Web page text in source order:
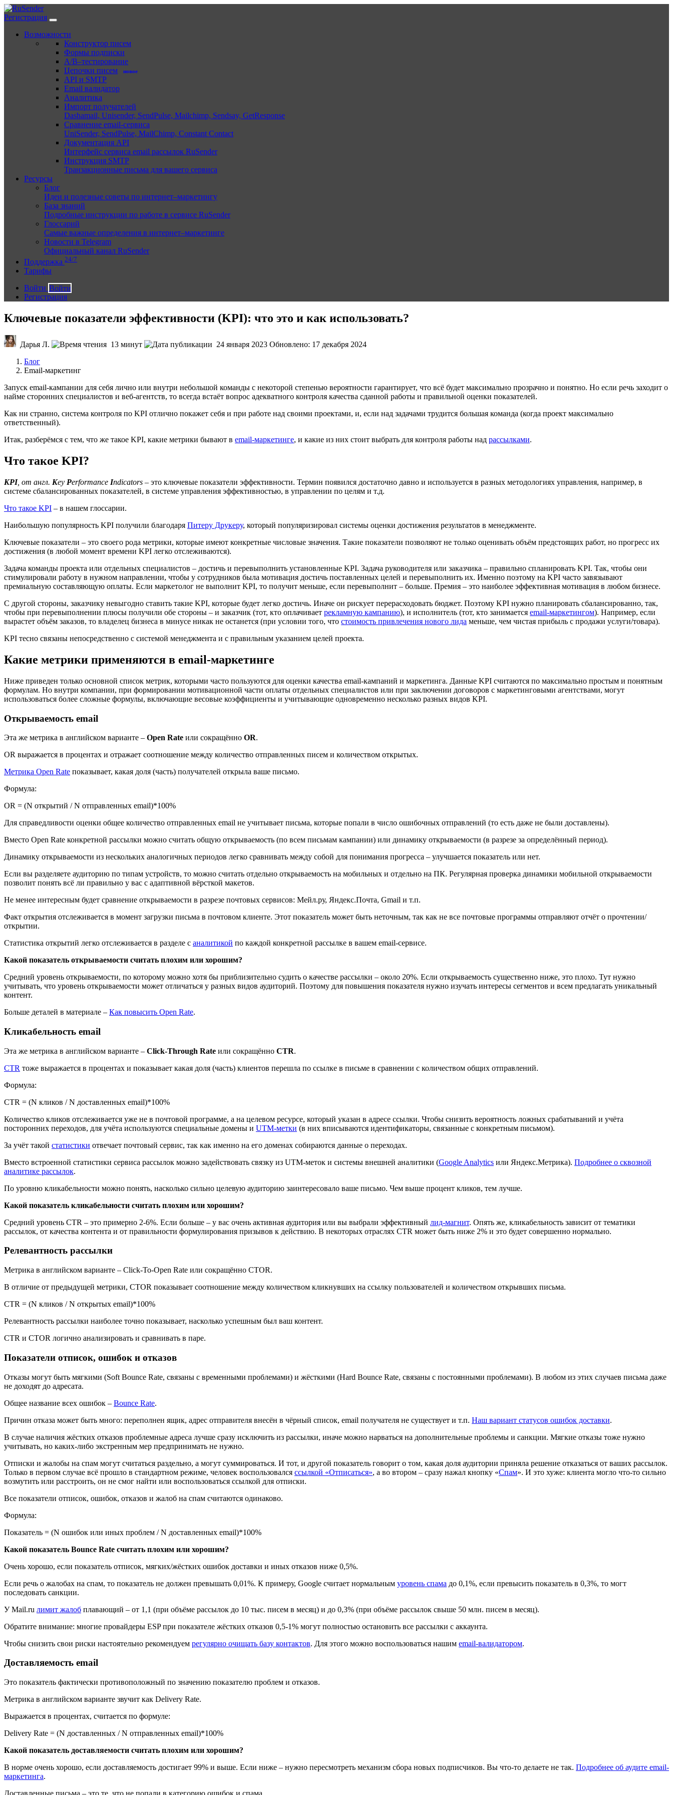
Регистрация
Возможности
Конструктор писем
Формы подписки
A/B–тестирование
Цепочки писем
новое
API и SMTP
Email валидатор
Аналитика
Импорт получателей
Dashamail, Unisender, SendPulse, Mailchimp, Sendsay, GetResponse
Сравнение email-сервиса
UniSender, SendPulse, MailChimp, Constant Contact
Документация API
Интерфейс сервиса email рассылок RuSender
Инструкция SMTP
Транзакционные письма для вашего сервиса
Ресурсы
Блог
Идеи и полезные советы по интернет–маркетингу
База знаний
Подробные инструкции по работе в сервисе RuSender
Глоссарий
Самые важные определения в интернет–маркетинге
Новости в Telegram
Официальный канал RuSender
Поддержка 24/7
Тарифы
Войти Войти
Регистрация
Ключевые показатели эффективности (KPI): что это и как использовать?
Дарья Л. 13 минут 24 января 2023 Обновлено: 17 декабря 2024
Блог
Email-маркетинг
Запуск email-кампании для себя лично или внутри небольшой команды с некоторой степенью вероятности гарантирует, что всё будет максимально прозрачно и понятно. Но если речь заходит о
найме сторонних специалистов и веб-агентств, то всегда встаёт вопрос адекватного контроля качества сданной работы и правильной оценки показателей.
Как ни странно, система контроля по KPI отлично покажет себя и при работе над своими проектами, и, если над задачами трудится большая команда (когда проект максимально
ответственный).
Итак, разберёмся с тем, что же такое KPI, какие метрики бывают в email-маркетинге, и какие из них стоит выбрать для контроля работы над рассылками.
Что такое KPI?
KPI, от англ. Key Performance Indicators – это ключевые показатели эффективности. Термин появился достаточно давно и используется в разных методологиях управления, например, в
системе сбалансированных показателей, в системе управления эффективностью, в управлении по целям и т.д.
Что такое KPI – в нашем глоссарии.
Наибольшую популярность KPI получили благодаря Питеру Друкеру, который популяризировал системы оценки достижения результатов в менеджменте.
Ключевые показатели – это своего рода метрики, которые имеют конкретные числовые значения. Такие показатели позволяют не только оценивать объём предстоящих работ, но прогресс их
достижения (в любой момент времени KPI легко отслеживаются).
Задача команды проекта или отдельных специалистов – достичь и перевыполнить установленные KPI. Задача руководителя или заказчика – правильно спланировать KPI. Так, чтобы они
стимулировали работу в нужном направлении, чтобы у сотрудников была мотивация достичь поставленных целей и перевыполнить их. Именно поэтому на KPI часто завязывают
премиальную составляющую оплаты. Если маркетолог не выполнит KPI, то получит меньше, если перевыполнит – больше. Премия – это наиболее эффективная мотивация в любом бизнесе.
С другой стороны, заказчику невыгодно ставить такие KPI, которые будет легко достичь. Иначе он рискует перерасходовать бюджет. Поэтому KPI нужно планировать сбалансированно, так,
чтобы при перевыполнении плюсы получили обе стороны – и заказчик (тот, кто оплачивает рекламную кампанию), и исполнитель (тот, кто занимается email-маркетингом). Например, если
вырастет объём заказов, то владелец бизнеса в минусе никак не останется (при условии того, что стоимость привлечения нового лида меньше, чем чистая прибыль с продажи услуги/товара).
KPI тесно связаны непосредственно с системой менеджмента и с правильным указанием целей проекта.
Какие метрики применяются в email-маркетинге
Ниже приведен только основной список метрик, которыми часто пользуются для оценки качества email-кампаний и маркетинга. Данные KPI считаются по максимально простым и понятным
формулам. Но внутри компании, при формировании мотивационной части оплаты отдельных специалистов или при заключении договоров с маркетинговыми агентствами, могут
использоваться более сложные формулы, включающие весовые коэффициенты и учитывающие одновременно несколько разных видов KPI.
Открываемость email
Эта же метрика в английском варианте – Open Rate или сокращённо OR.
OR выражается в процентах и отражает соотношение между количество отправленных писем и количеством открытых.
Метрика Open Rate показывает, какая доля (часть) получателей открыла ваше письмо.
Формула:
OR = (N открытий / N отправленных email)*100%
Для справедливости оценки общее количество отправленных email не учитывает письма, которые попали в число ошибочных отправлений (то есть даже не были доставлены).
Вместо Open Rate конкретной рассылки можно считать общую открываемость (по всем письмам кампании) или динамику открываемости (в разрезе за определённый период).
Динамику открываемости из нескольких аналогичных периодов легко сравнивать между собой для понимания прогресса – улучшается показатель или нет.
Если вы разделяете аудиторию по типам устройств, то можно считать отдельно открываемость на мобильных и отдельно на ПК. Регулярная проверка динамики мобильной открываемости
позволит понять всё ли правильно у вас с адаптивной вёрсткой макетов.
Не менее интересным будет сравнение открываемости в разрезе почтовых сервисов: Мейл.ру, Яндекс.Почта, Gmail и т.п.
Факт открытия отслеживается в момент загрузки письма в почтовом клиенте. Этот показатель может быть неточным, так как не все почтовые программы отправляют отчёт о прочтении/
открытии.
Статистика открытий легко отслеживается в разделе с аналитикой по каждой конкретной рассылке в вашем email-сервисе.
Какой показатель открываемости считать плохим или хорошим?
Средний уровень открываемости, по которому можно хотя бы приблизительно судить о качестве рассылки – около 20%. Если открываемость существенно ниже, это плохо. Тут нужно
учитывать, что уровень открываемости может отличаться у разных видов аудиторий. Поэтому для повышения показателя нужно изучать интересы сегментов и всем предлагать уникальный
контент.
Больше деталей в материале – Как повысить Open Rate.
Кликабельность email
Эта же метрика в английском варианте – Click-Through Rate или сокращённо CTR.
CTR тоже выражается в процентах и показывает какая доля (часть) клиентов перешла по ссылке в письме в сравнении с количеством общих отправлений.
Формула:
CTR = (N кликов / N доставленных email)*100%
Количество кликов отслеживается уже не в почтовой программе, а на целевом ресурсе, который указан в адресе ссылки. Чтобы снизить вероятность ложных срабатываний и учёта
посторонних переходов, для учёта используются специальные домены и UTM-метки (в них вписываются идентификаторы, связанные с конкретным письмом).
За учёт такой статистики отвечает почтовый сервис, так как именно на его доменах собираются данные о переходах.
Вместо встроенной статистики сервиса рассылок можно задействовать связку из UTM-меток и системы внешней аналитики (Google Analytics или Яндекс.Метрика). Подробнее о сквозной
аналитике рассылок.
По уровню кликабельности можно понять, насколько сильно целевую аудиторию заинтересовало ваше письмо. Чем выше процент кликов, тем лучше.
Какой показатель кликабельности считать плохим или хорошим?
Средний уровень CTR – это примерно 2-6%. Если больше – у вас очень активная аудитория или вы выбрали эффективный лид-магнит. Опять же, кликабельность зависит от тематики
рассылок, от качества контента и от правильности формулирования призывов к действию. В некоторых отраслях CTR может быть ниже 2% и это будет совершенно нормально.
Релевантность рассылки
Метрика в английском варианте – Click-To-Open Rate или сокращённо CTOR.
В отличие от предыдущей метрики, CTOR показывает соотношение между количеством кликнувших на ссылку пользователей и количеством открывших письма.
CTR = (N кликов / N открытых email)*100%
Релевантность рассылки наиболее точно показывает, насколько успешным был ваш контент.
CTR и CTOR логично анализировать и сравнивать в паре.
Показатели отписок, ошибок и отказов
Отказы могут быть мягкими (Soft Bounce Rate, связаны с временными проблемами) и жёсткими (Hard Bounce Rate, связаны с постоянными проблемами). В любом из этих случаев письма даже
не доходят до адресата.
Общее название всех ошибок – Bounce Rate.
Причин отказа может быть много: переполнен ящик, адрес отправителя внесён в чёрный список, email получателя не существует и т.п. Наш вариант статусов ошибок доставки.
В случае наличия жёстких отказов проблемные адреса лучше сразу исключить из рассылки, иначе можно нарваться на дополнительные проблемы и санкции. Мягкие отказы тоже нужно
учитывать, но каких-либо экстренным мер предпринимать не нужно.
Отписки и жалобы на спам могут считаться раздельно, а могут суммироваться. И тот, и другой показатель говорит о том, какая доля аудитории приняла решение отказаться от ваших рассылок.
Только в первом случае всё прошло в стандартном режиме, человек воспользовался ссылкой «Отписаться», а во втором – сразу нажал кнопку «Спам». И это хуже: клиента могло что-то сильно
возмутить или расстроить, он не смог найти или воспользоваться ссылкой для отписки.
Все показатели отписок, ошибок, отказов и жалоб на спам считаются одинаково.
Формула:
Показатель = (N ошибок или иных проблем / N доставленных email)*100%
Какой показатель Bounce Rate считать плохим или хорошим?
Очень хорошо, если показатель отписок, мягких/жёстких ошибок доставки и иных отказов ниже 0,5%.
Если речь о жалобах на спам, то показатель не должен превышать 0,01%. К примеру, Google считает нормальным уровень спама до 0,1%, если превысить показатель в 0,3%, то могт
последовать санкции.
У Mail.ru лимит жалоб плавающий – от 1,1 (при объёме рассылок до 10 тыс. писем в месяц) и до 0,3% (при объёме рассылок свыше 50 млн. писем в месяц).
Обратите внимание: многие провайдеры ESP при показателе жёстких отказов 0,5-1% могут полностью остановить все рассылки с аккаунта.
Чтобы снизить свои риски настоятельно рекомендуем регулярно очищать базу контактов. Для этого можно воспользоваться нашим email-валидатором.
Доставляемость email
Это показатель фактически противоположный по значению показателю проблем и отказов.
Метрика в английском варианте звучит как Delivery Rate.
Выражается в процентах, считается по формуле:
Delivery Rate = (N доставленных / N отправленных email)*100%
Какой показатель доставляемости считать плохим или хорошим?
В норме очень хорошо, если доставляемость достигает 99% и выше. Если ниже – нужно пересмотреть механизм сбора новых подписчиков. Вы что-то делаете не так. Подробнее об аудите email-
маркетинга.
Доставленные письма – это те, что не попали в категорию ошибок и спама.